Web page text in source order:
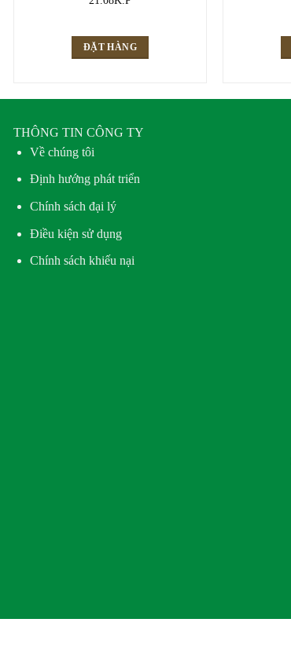
ĐẶT HÀNG
THÔNG TIN CÔNG TY
Về chúng tôi
Định hướng phát triển
Chính sách đại lý
Điều kiện sử dụng
Chính sách khiếu nại